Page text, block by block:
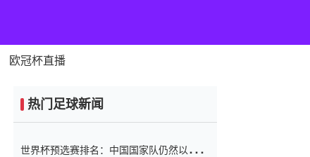
欧冠杯直播
热门足球新闻
世界杯预选赛排名：中国国家队仍然以6分